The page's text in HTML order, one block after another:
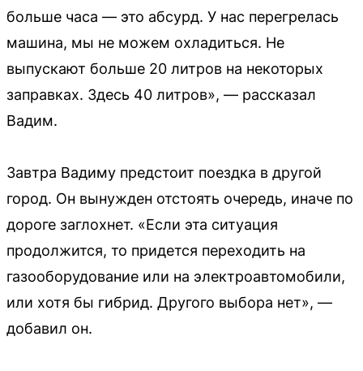
больше часа — это абсурд. У нас перегрелась
машина, мы не можем охладиться. Не
выпускают больше 20 литров на некоторых
заправках. Здесь 40 литров», — рассказал
Вадим.
Завтра Вадиму предстоит поездка в другой
город. Он вынужден отстоять очередь, иначе по
дороге заглохнет. «Если эта ситуация
продолжится, то придется переходить на
газооборудование или на электроавтомобили,
или хотя бы гибрид. Другого выбора нет», —
добавил он.